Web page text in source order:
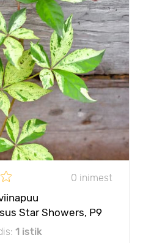
0 inimest
Star Showers, P9
1 istik